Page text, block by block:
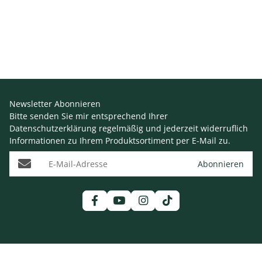
Newsletter Abonnieren
Bitte senden Sie mir entsprechend Ihrer
Datenschutzerklärung regelmäßig und jederzeit widerruflich
Informationen zu Ihrem Produktsortiment per E-Mail zu.
E-Mail-Adresse Abonnieren